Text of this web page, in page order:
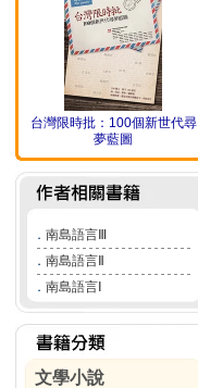
台灣限時批：100個新世代尋
夢藍圖
． 南島語言Ⅲ
． 南島語言Ⅱ
． 南島語言Ⅰ
文學小說